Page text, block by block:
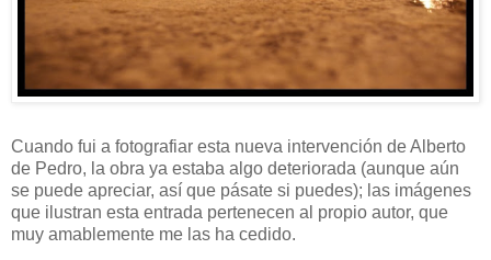
Cuando fui a fotografiar esta nueva intervención de Alberto
de Pedro, la obra ya estaba algo deteriorada (aunque aún
se puede apreciar, así que pásate si puedes); las imágenes
que ilustran esta entrada pertenecen al propio autor, que
muy amablemente me las ha cedido.